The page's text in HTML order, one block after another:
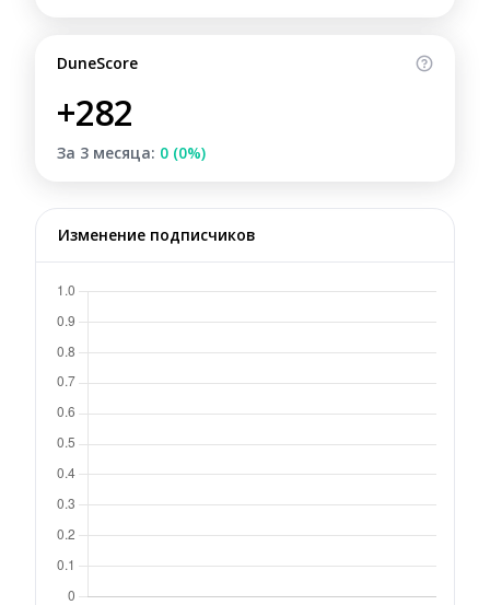
DuneScore
+282
За 3 месяца: 0 (0%)
Изменение подписчиков